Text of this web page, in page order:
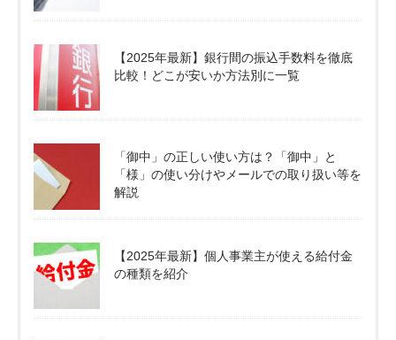
【2025年最新】銀行間の振込手数料を徹底
比較！どこが安いか方法別に一覧
「御中」の正しい使い方は？「御中」と
「様」の使い分けやメールでの取り扱い等を
解説
【2025年最新】個人事業主が使える給付金
の種類を紹介